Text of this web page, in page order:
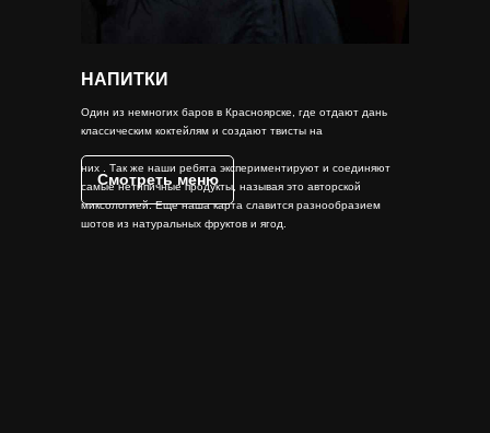
НАПИТКИ
Один из немногих баров в Красноярске, где отдают дань
классическим коктейлям и создают твисты на
них . Так же наши ребята экспериментируют и соединяют
самые нетипичные продукты, называя это авторской
миксологией. Еще наша карта славится разнообразием
шотов из натуральных фруктов и ягод.
Смотреть меню